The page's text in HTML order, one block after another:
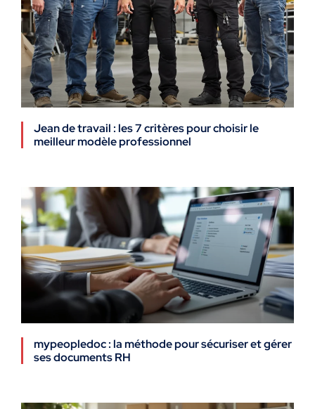
Jean de travail : les 7 critères pour choisir le
meilleur modèle professionnel
mypeopledoc : la méthode pour sécuriser et gérer
ses documents RH